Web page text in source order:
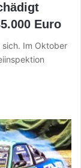
Euro
sich. Im Oktober